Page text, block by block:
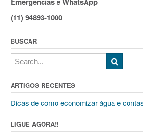
(11) 94893-1000
BUSCAR
ARTIGOS RECENTES
Dicas de como economizar água e
LIGUE AGORA!!